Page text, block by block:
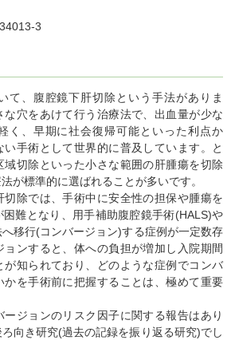
3
て、腹腔鏡下肝切除という手法がありま
穴をあけて行う治療法で、出血量が少な
く、早期に社会復帰可能といった利点か
い手術として世界的に普及しています。と
域切除といった小さな範囲の肝腫瘍を切除
が標準的に選ばれることが多いです。
除では、手術中に安全性の担保や腫瘍を
難となり、用手補助腹腔鏡手術(HALS)や
移行(コンバージョン)する症例が一定数存
ンすると、体への負担が増加し入院期間
が知られており、どのような症例でコンバ
かを手術前に把握することは、極めて重要
ジョンのリスク因子に関する報告はあり
向き研究(過去の記録を振り返る研究)でし